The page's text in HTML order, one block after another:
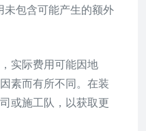
未包含可能产生的额外
实际费用可能因地
素而有所不同。在装
或施工队，以获取更